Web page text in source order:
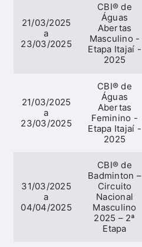
21/03/2025
a
23/03/2025
CBI® de
Águas
Abertas
Masculino -
Etapa Itajaí -
2025
21/03/2025
a
23/03/2025
CBI® de
Águas
Abertas
Feminino -
Etapa Itajaí -
2025
31/03/2025
a
04/04/2025
CBI® de
Badminton –
Circuito
Nacional
Masculino
2025 – 2ª
Etapa